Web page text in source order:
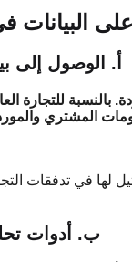
البيانات
أ. الوصول إلى
بالنسبة للتجارة
لها في تدفقات
ب. أدوات